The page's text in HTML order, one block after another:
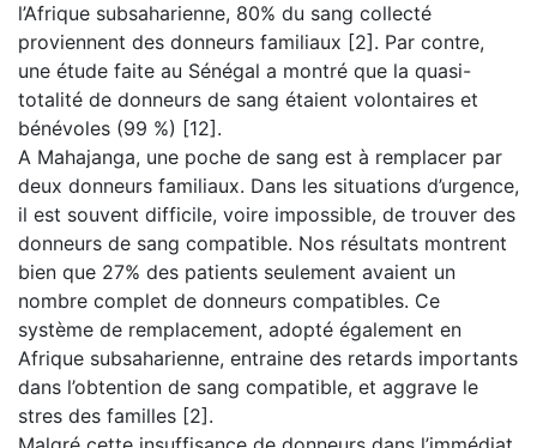
l’Afrique subsaharienne, 80% du sang collecté
proviennent des donneurs familiaux [2]. Par contre,
une étude faite au Sénégal a montré que la quasi-
totalité de donneurs de sang étaient volontaires et
bénévoles (99 %) [12].
A Mahajanga, une poche de sang est à remplacer par
deux donneurs familiaux. Dans les situations d’urgence,
il est souvent difficile, voire impossible, de trouver des
donneurs de sang compatible. Nos résultats montrent
bien que 27% des patients seulement avaient un
nombre complet de donneurs compatibles. Ce
système de remplacement, adopté également en
Afrique subsaharienne, entraine des retards importants
dans l’obtention de sang compatible, et aggrave le
stres des familles [2].